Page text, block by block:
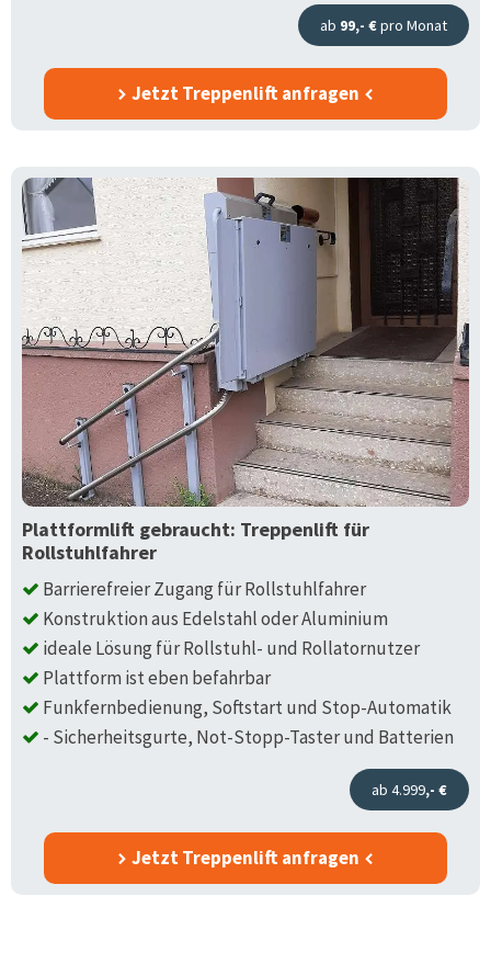
ab 99,- €pro Monat
Jetzt Treppenlift anfragen
Plattformlift gebraucht: Treppenlift für
Rollstuhlfahrer
Barrierefreier Zugang für Rollstuhlfahrer
Konstruktion aus Edelstahl oder Aluminium
ideale Lösung für Rollstuhl- und Rollatornutzer
Plattform ist eben befahrbar
Funkfernbedienung, Softstart und Stop-Automatik
- Sicherheitsgurte, Not-Stopp-Taster und Batterien
ab 4.999,- €
Jetzt Treppenlift anfragen